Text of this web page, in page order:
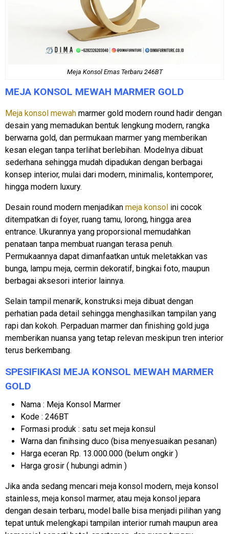
Meja Konsol Emas Terbaru 246BT
MEJA KONSOL MEWAH MARMER GOLD
Meja konsol mewah marmer gold modern round hadir dengan
desain yang memadukan bentuk lengkung modern, rangka
berwarna gold, dan permukaan marmer yang memberikan
kesan elegan tanpa terlihat berlebihan. Modelnya dibuat
sederhana sehingga mudah dipadukan dengan berbagai
konsep interior, mulai dari modern, minimalis, kontemporer,
hingga modern luxury.
Desain round modern menjadikan meja konsol ini cocok
ditempatkan di foyer, ruang tamu, lorong, hingga area
entrance. Ukurannya yang proporsional memudahkan
penataan tanpa membuat ruangan terasa penuh.
Permukaannya dapat dimanfaatkan untuk meletakkan vas
bunga, lampu meja, cermin dekoratif, bingkai foto, maupun
berbagai aksesori interior lainnya.
Selain tampil menarik, konstruksi meja dibuat dengan
perhatian pada detail sehingga menghasilkan tampilan yang
rapi dan kokoh. Perpaduan marmer dan finishing gold juga
memberikan nuansa yang tetap relevan meskipun tren interior
terus berkembang.
SPESIFIKASI MEJA KONSOL MEWAH MARMER
GOLD
Nama : Meja Konsol Marmer
Kode : 246BT
Formasi produk : satu set meja konsul
Warna dan finihsing duco (bisa menyesuaikan pesanan)
Harga eceran Rp. 13.000.000 (belum ongkir )
Harga grosir ( hubungi admin )
Jika anda sedang mencari meja konsol modern, meja konsol
stainless, meja konsol marmer, atau meja konsol jepara
dengan desain terbaru, model balle bisa menjadi pilihan yang
tepat untuk melengkapi tampilan interior rumah maupun area